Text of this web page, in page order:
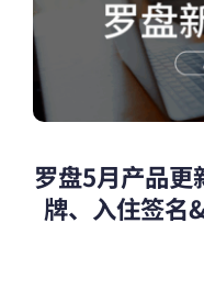
罗盘5月产品更
牌、入住签名